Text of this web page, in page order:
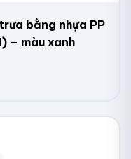
bằng nhựa PP
– màu xanh